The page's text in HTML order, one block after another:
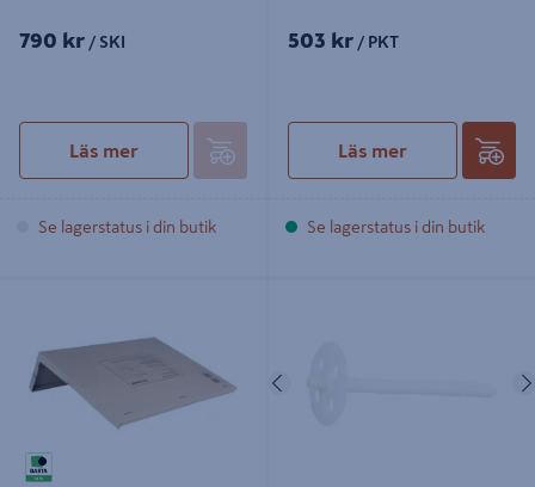
790 kr / SKI
Läs mer
Se lagerstatus i din butik
503 kr / PKT
Läs mer
Se lagerstatus i din butik